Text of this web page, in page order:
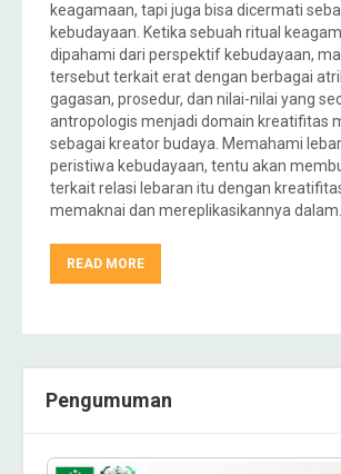
keagamaan, tapi juga bisa dicermati
kebudayaan. Ketika sebuah ritual
dipahami dari perspektif kebudayaan,
tersebut terkait erat dengan berbagai
gagasan, prosedur, dan nilai-nilai yang
antropologis menjadi domain kreatifitas
sebagai kreator budaya. Memahami
peristiwa kebudayaan, tentu akan
terkait relasi lebaran itu dengan
memaknai dan mereplikasikannya
READ MORE
Pengumuman